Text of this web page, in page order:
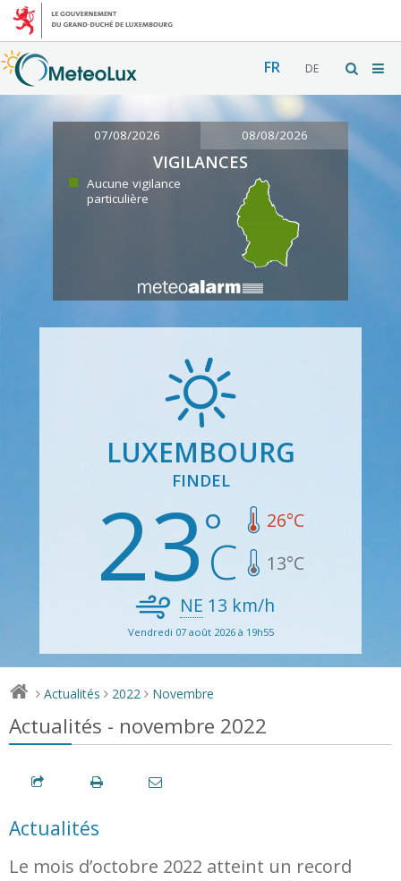
FR DE
07/08/2026 08/08/2026
VIGILANCES
Aucune vigilance
particulière
LUXEMBOURG
FINDEL
23 26°C
13°C
NE 13 km/h
Vendredi 07 août 2026 à 19h55
> Actualités > 2022 > Novembre
Actualités - novembre 2022
Actualités
Le mois d’octobre 2022 atteint un record